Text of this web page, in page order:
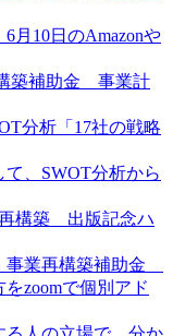
月10日のAmazonや
築補助金 事業計
分析「17社の戦略
、SWOT分析から
構築 出版記念ハ
事業再構築補助金
zoomで個別アド